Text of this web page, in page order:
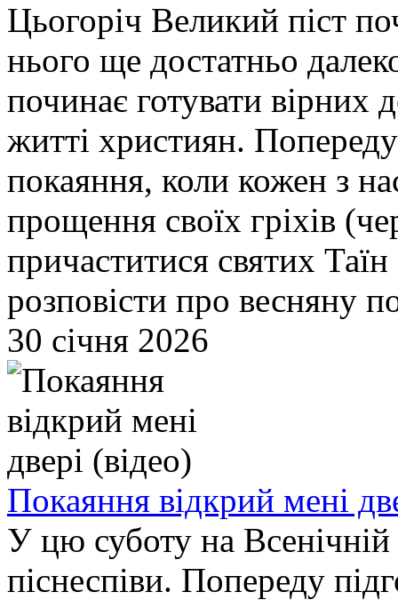
Цьогоріч Великий піст
нього ще достатньо
починає готувати вірних
житті християн.
покаяння, коли кожен з
прощення своїх гріхів
причаститися святих
розповісти про весняну
30 січня 2026
Покаяння відкрий мені
У цю суботу на
піснеспіви. Попереду